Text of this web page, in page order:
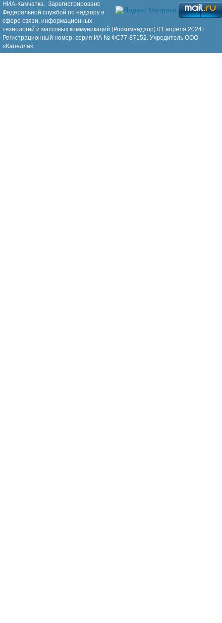
НИА-Камчатка. Зарегистрировано
Федеральной службой по надзору в
сфере связи, информационных
технологий и массовых коммуникаций (Роскомнадзор) 01 апреля 2024 г.
Регистрационный номер: серия ИА № ФС77-87152. Учредитель ООО
«Капелла».